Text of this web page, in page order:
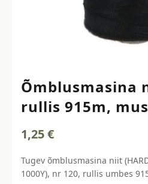
Õmblusmasina
rullis 915m,
1,25€
Tugev õmblusmasina niit
1000Y), nr 120, rullis umbes